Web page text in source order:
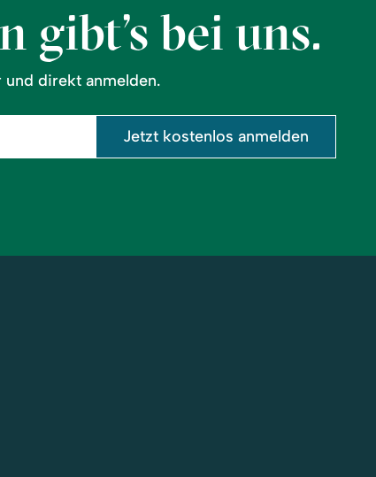
gibt’s bei uns.
direkt anmelden.
Jetzt kostenlos anmelden